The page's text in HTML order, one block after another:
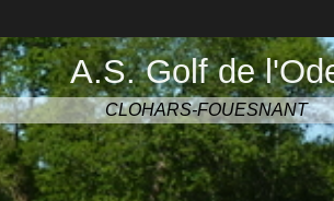
A.S. Golf de
CLOHARS-FOUESNANT